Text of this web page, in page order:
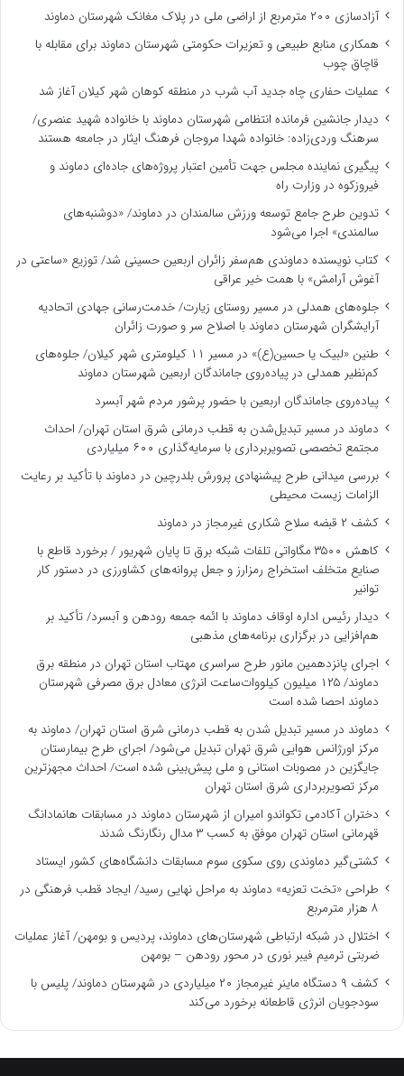
آزادسازی ۲۰۰ مترمربع از اراضی ملی در پلاک مغانک شهرستان دماوند
همکاری منابع طبیعی و تعزیرات حکومتی شهرستان دماوند برای مقابله با
قاچاق چوب
عملیات حفاری چاه جدید آب شرب در منطقه کوهان شهر کیلان آغاز شد
دیدار جانشین فرمانده انتظامی شهرستان دماوند با خانواده شهید عنصری/
سرهنگ وردی‌زاده: خانواده شهدا مروجان فرهنگ ایثار در جامعه هستند
پیگیری نماینده مجلس جهت تأمین اعتبار پروژه‌های جاده‌ای دماوند و
فیروزکوه در وزارت راه
تدوین طرح جامع توسعه ورزش سالمندان در دماوند/ «دوشنبه‌های
سالمندی» اجرا می‌شود
کتاب نویسنده دماوندی هم‌سفر زائران اربعین حسینی شد/ توزیع «ساعتی در
آغوش آرامش» با همت خیر عراقی
جلوه‌های همدلی در مسیر روستای زیارت/ خدمت‌رسانی جهادی اتحادیه
آرایشگران شهرستان دماوند با اصلاح سر و صورت زائران
طنین «لبیک یا حسین(ع)» در مسیر ۱۱ کیلومتری شهر کیلان/ جلوه‌های
کم‌نظیر همدلی در پیاده‌روی جاماندگان اربعین شهرستان دماوند
پیاده‌روی جاماندگان اربعین با حضور پرشور مردم شهر آبسرد
دماوند در مسیر تبدیل‌شدن به قطب درمانی شرق استان تهران/ احداث
مجتمع تخصصی تصویربرداری با سرمایه‌گذاری ۶۰۰ میلیاردی
بررسی میدانی طرح پیشنهادی پرورش بلدرچین در دماوند با تأکید بر رعایت
الزامات زیست ‌محیطی
کشف ۲ قبضه سلاح شکاری غیرمجاز در دماوند
کاهش ۳۵۰۰ مگاواتی تلفات شبکه برق تا پایان شهریور / برخورد قاطع با
صنایع متخلف استخراج رمزارز و جعل پروانه‌های کشاورزی در دستور کار
توانیر
دیدار رئیس اداره اوقاف دماوند با ائمه جمعه رودهن و آبسرد/ تأکید بر
هم‌افزایی در برگزاری برنامه‌های مذهبی
اجرای پانزدهمین مانور طرح سراسری مهتاب استان تهران در منطقه برق
دماوند/ ۱۲۵ میلیون کیلووات‌ساعت انرژی معادل برق مصرفی شهرستان
دماوند احصا شده است
دماوند در مسیر تبدیل شدن به قطب درمانی شرق استان تهران/ دماوند به
مرکز اورژانس هوایی شرق تهران تبدیل می‌شود/ اجرای طرح بیمارستان
جایگزین در مصوبات استانی و ملی پیش‌بینی شده است/ احداث مجهزترین
مرکز تصویربرداری شرق استان تهران
دختران آکادمی تکواندو امیران از شهرستان دماوند در مسابقات هانمادانگ
قهرمانی استان تهران موفق به کسب ۳ مدال رنگارنگ شدند
کشتی‌گیر دماوندی روی سکوی سوم مسابقات دانشگاه‌های کشور ایستاد
طراحی «تخت تعزیه» دماوند به مراحل نهایی رسید/ ایجاد قطب فرهنگی در
۸ هزار مترمربع
اختلال در شبکه ارتباطی شهرستان‌های دماوند، پردیس و بومهن/ آغاز عملیات
ضربتی ترمیم فیبر نوری در محور رودهن – بومهن
کشف ۹ دستگاه ماینر غیرمجاز ۲۰ میلیاردی در شهرستان دماوند/ پلیس با
سودجویان انرژی قاطعانه برخورد می‌کند